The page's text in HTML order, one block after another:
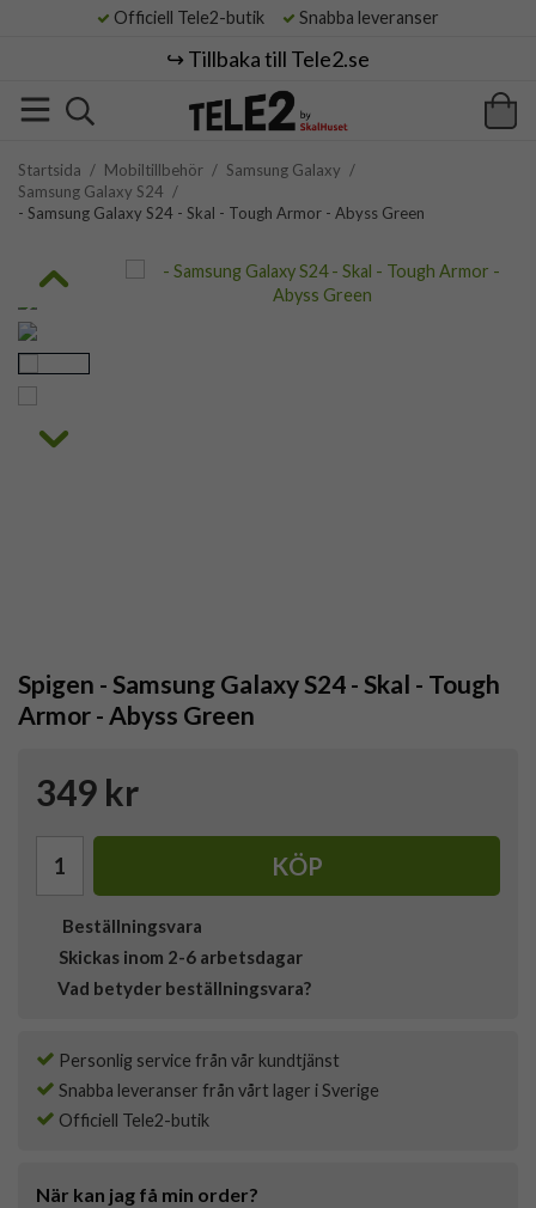
Officiell Tele2-butik Snabba leveranser
↪️ Tillbaka till Tele2.se
Startsida / Mobiltillbehör / Samsung Galaxy /
Samsung Galaxy S24 /
- Samsung Galaxy S24 - Skal - Tough Armor - Abyss Green
Spigen - Samsung Galaxy S24 - Skal - Tough
Armor - Abyss Green
349 kr
KÖP
Beställningsvara
Skickas inom 2-6 arbetsdagar
Vad betyder beställningsvara?
Personlig service från vår kundtjänst
Snabba leveranser från vårt lager i Sverige
Officiell Tele2-butik
När kan jag få min order?